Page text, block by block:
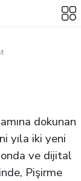
dokunan
yıla iki yeni
ve dijital
Pişirme